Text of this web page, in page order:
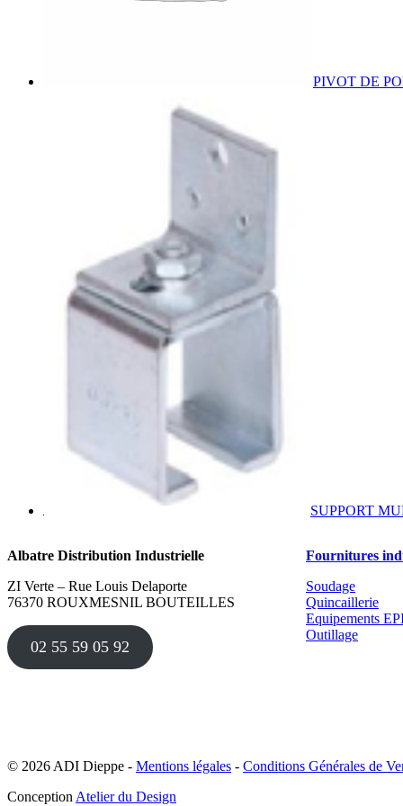
PIVOT DE
SUPPORT
Albatre Distribution Industrielle
ZI Verte – Rue Louis Delaporte
76370 ROUXMESNIL BOUTEILLES
02 55 59 05 92
Fournitures
Soudage
Quincaillerie
Equipements
Outillage
© 2026 ADI Dieppe - Mentions légales - Conditions Générales de
ConceptionAtelier du Design